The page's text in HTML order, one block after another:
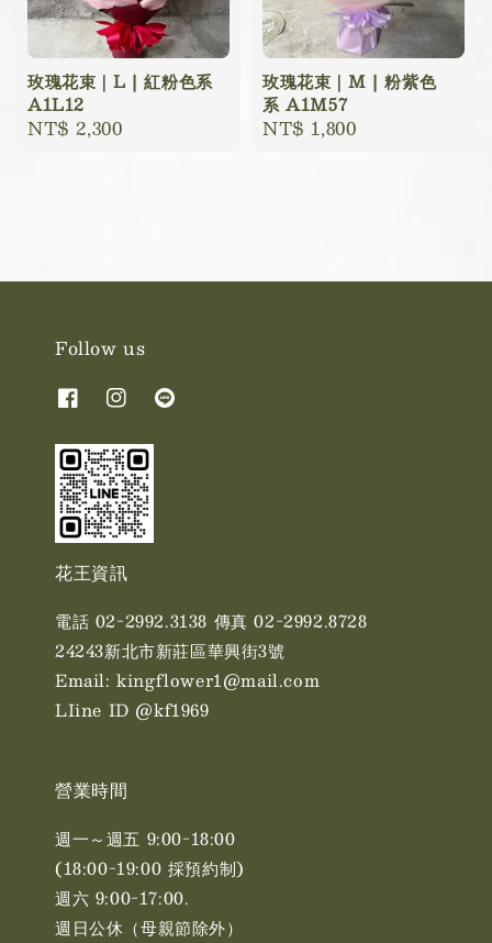
玫瑰花束｜L | 紅粉色系
A1L12
Regular
NT$ 2,300
玫瑰花束｜M | 粉紫色
系 A1M57
Regular
NT$ 1,800
Follow us
花王資訊
電話 02-2992.3138 傳真 02-2992.8728
24243新北市新莊區華興街3號
Email: kingflower1@mail.com
LIine ID @kf1969
營業時間
週一～週五 9:00-18:00
(18:00-19:00 採預約制)
週六 9:00-17:00. ​​
週日公休（母親節除外）